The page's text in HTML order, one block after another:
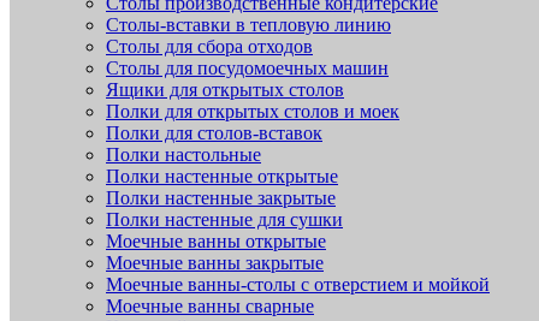
Столы-вставки в тепловую линию
Столы для сбора отходов
Столы для посудомоечных машин
Ящики для открытых столов
Полки для открытых столов и моек
Полки для столов-вставок
Полки настольные
Полки настенные открытые
Полки настенные закрытые
Полки настенные для сушки
Моечные ванны открытые
Моечные ванны закрытые
Моечные ванны-столы с отверстием и мойкой
Моечные ванны сварные